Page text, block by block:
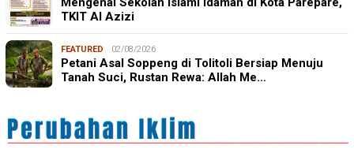
TKIT Al Azizi
FEATURED 02/08/2026
Petani Asal Soppeng di Tolitoli Bersiap Menuju
Tanah Suci, Rustan Rewa: Allah Me…